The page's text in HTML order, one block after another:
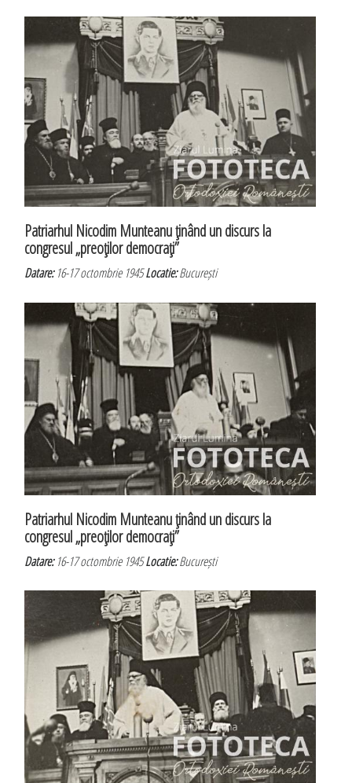
Patriarhul Nicodim Munteanu ţinând un discurs la
congresul „preoţilor democraţi”
Datare:16-17 octombrie 1945Locatie:București
Patriarhul Nicodim Munteanu ţinând un discurs la
congresul „preoţilor democraţi”
Datare:16-17 octombrie 1945Locatie:București